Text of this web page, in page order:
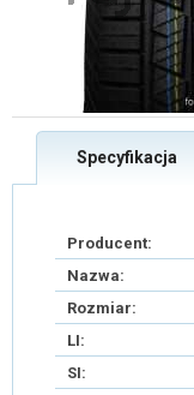
Specyfikacja
Producent:
Nazwa:
Rozmiar:
LI:
SI: